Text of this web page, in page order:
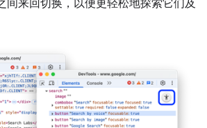
间来回切换，以便更轻松地探索它们及